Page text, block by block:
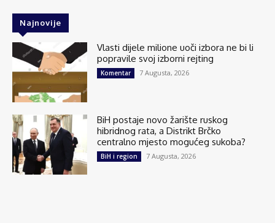
Najnovije
Vlasti dijele milione uoči izbora ne bi li
popravile svoj izborni rejting
Komentar 7 Augusta, 2026
BiH postaje novo žarište ruskog
hibridnog rata, a Distrikt Brčko
centralno mjesto mogućeg sukoba?
BiH i region 7 Augusta, 2026